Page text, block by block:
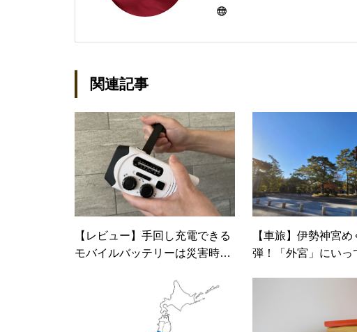
ったのをきかっけに、フリーラ
イカ」を設立。主な業務は、一
務める。趣味は考えること。
関連記事
【レビュー】手回し充電できる
モバイルバッテリーは災害時に
【車旅】伊勢神宮め
弾！「外宮」にいっ